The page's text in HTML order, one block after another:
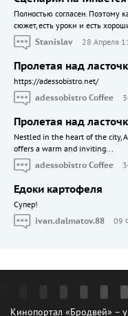
Полностью согласен. Поэтому
сюжет, есть уроки и есть
Stanislav
28 Апреля
Пролетая над
https://adessobistro.net/
adessobistro Coffee
Пролетая над
Nestled in the heart of the city,
offers a warm and inviting...
adessobistro Coffee
Едоки картофеля
Cупер!
ivan.dalmatov.88
09
Кинопортал «Бродвей» –